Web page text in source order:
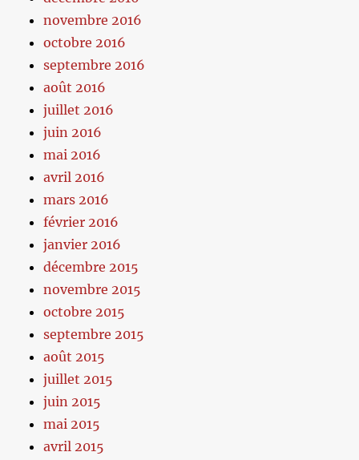
novembre 2016
octobre 2016
septembre 2016
août 2016
juillet 2016
juin 2016
mai 2016
avril 2016
mars 2016
février 2016
janvier 2016
décembre 2015
novembre 2015
octobre 2015
septembre 2015
août 2015
juillet 2015
juin 2015
mai 2015
avril 2015